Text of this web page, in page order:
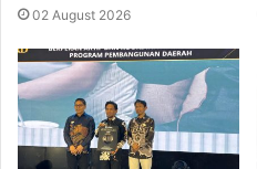
02 August 2026